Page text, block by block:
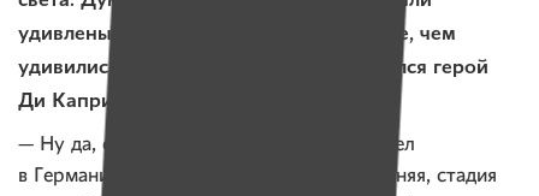
удивлены твоему появлению не меньше, чем
удивились в поселении, когда туда явился герой
Ди Каприо.
— Ну да, есть такое. Когда я впервые летел
в Германию, у меня уже была 4-я, последняя, стадия